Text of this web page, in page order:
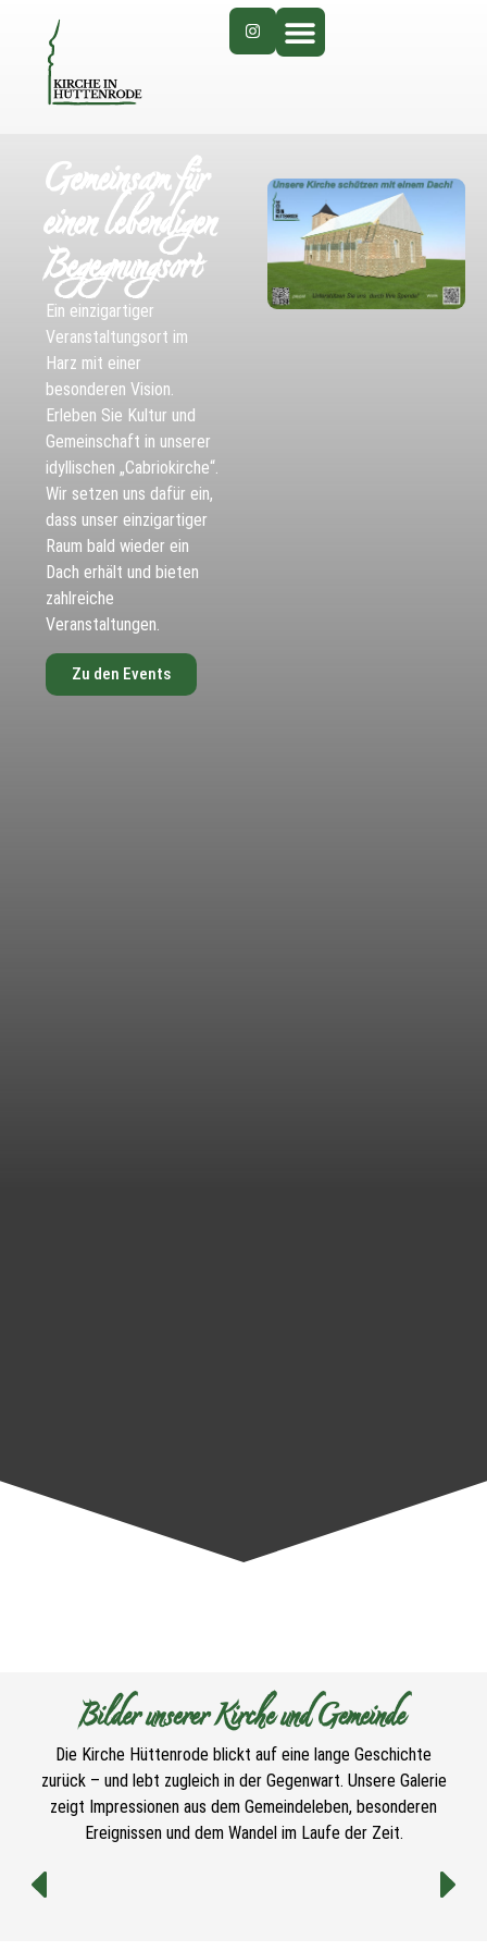
Gemeinsam für
einen lebendigen
Begegnungsort
Ein einzigartiger
Veranstaltungsort im
Harz mit einer
besonderen Vision.
Erleben Sie Kultur und
Gemeinschaft in unserer
idyllischen „Cabriokirche“.
Wir setzen uns dafür ein,
dass unser einzigartiger
Raum bald wieder ein
Dach erhält und bieten
zahlreiche
Veranstaltungen.
Zu den Events
Bilder unserer Kirche und Gemeinde
Die Kirche Hüttenrode blickt auf eine lange Geschichte
zurück – und lebt zugleich in der Gegenwart. Unsere Galerie
zeigt Impressionen aus dem Gemeindeleben, besonderen
Ereignissen und dem Wandel im Laufe der Zeit.